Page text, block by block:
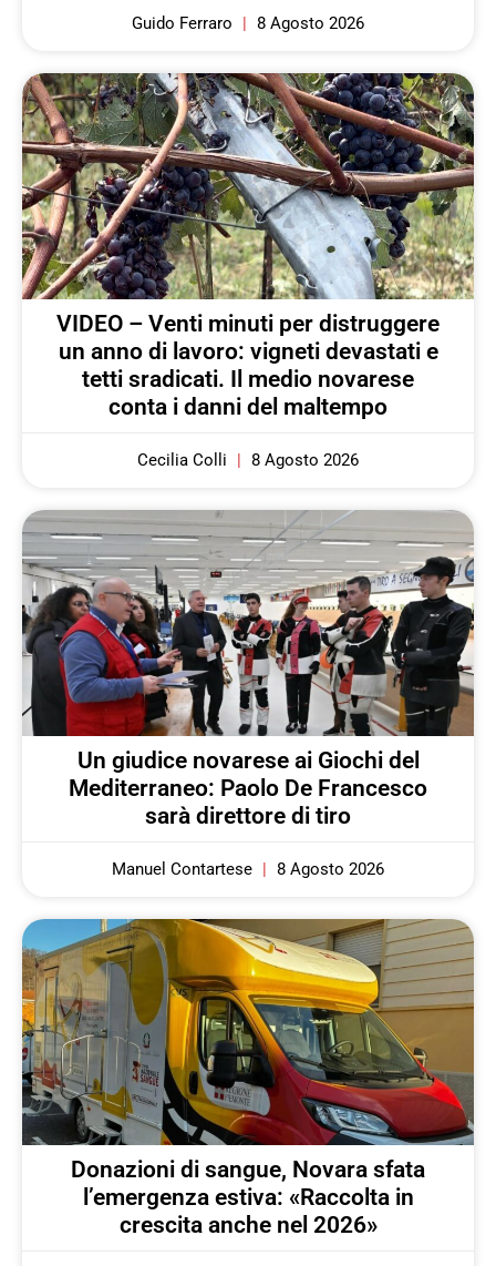
Guido Ferraro 8 Agosto 2026
VIDEO – Venti minuti per distruggere
un anno di lavoro: vigneti devastati e
tetti sradicati. Il medio novarese
conta i danni del maltempo
Cecilia Colli 8 Agosto 2026
Un giudice novarese ai Giochi del
Mediterraneo: Paolo De Francesco
sarà direttore di tiro
Manuel Contartese 8 Agosto 2026
Donazioni di sangue, Novara sfata
l’emergenza estiva: «Raccolta in
crescita anche nel 2026»